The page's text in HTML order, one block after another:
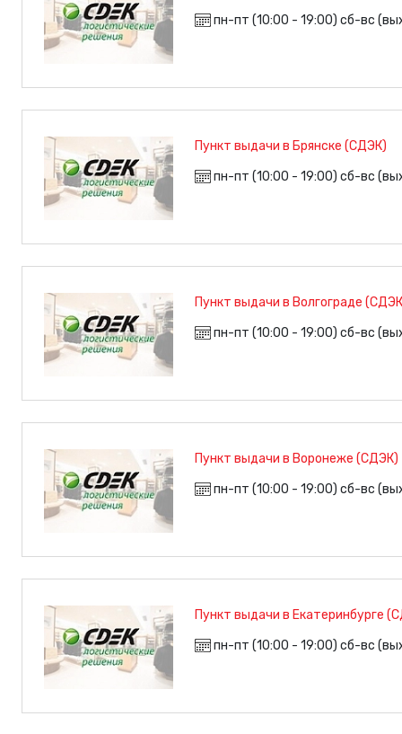
пн-пт (10:00 - 19:00) сб-вс
Пункт выдачи в Брянске (СДЭК)
пн-пт (10:00 - 19:00) сб-вс
Пункт выдачи в Волгограде
пн-пт (10:00 - 19:00) сб-вс
Пункт выдачи в Воронеже (СДЭК)
пн-пт (10:00 - 19:00) сб-вс
Пункт выдачи в Екатеринбурге
пн-пт (10:00 - 19:00) сб-вс